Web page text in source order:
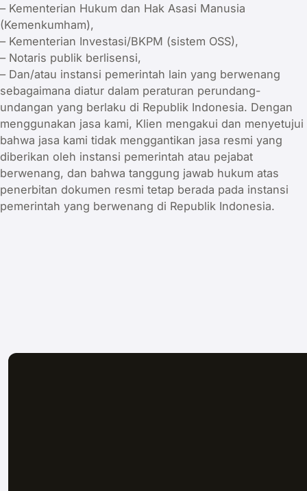
– Kementerian Hukum dan Hak Asasi Manusia
(Kemenkumham),
– Kementerian Investasi/BKPM (sistem OSS),
– Notaris publik berlisensi,
– Dan/atau instansi pemerintah lain yang berwenang
sebagaimana diatur dalam peraturan perundang-
undangan yang berlaku di Republik Indonesia. Dengan
menggunakan jasa kami, Klien mengakui dan menyetujui
bahwa jasa kami tidak menggantikan jasa resmi yang
diberikan oleh instansi pemerintah atau pejabat
berwenang, dan bahwa tanggung jawab hukum atas
penerbitan dokumen resmi tetap berada pada instansi
pemerintah yang berwenang di Republik Indonesia.